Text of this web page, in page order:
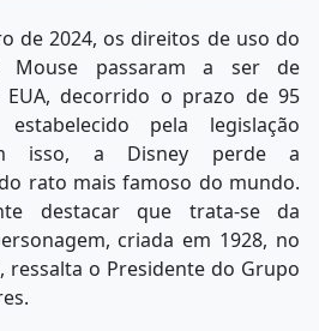
de 2024, os direitos de uso do
Mouse passaram a ser de
decorrido o prazo de 95
pela legislação
isso, a Disney perde a
rato mais famoso do mundo.
destacar que trata-se da
criada em 1928, no
ressalta o Presidente do Grupo